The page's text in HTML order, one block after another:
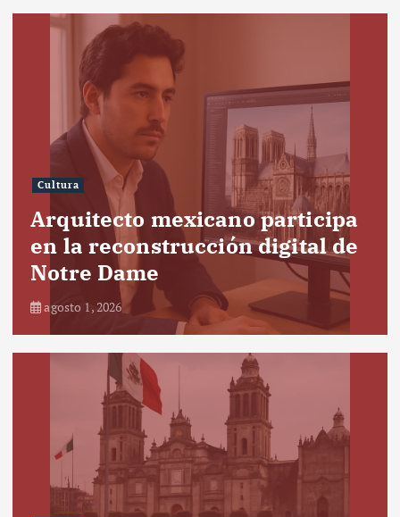
Cultura
Arquitecto mexicano participa
en la reconstrucción digital de
Notre Dame
agosto 1, 2026